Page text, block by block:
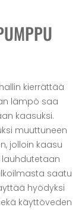
kierrättää
lämpö saa
kaasuksi.
muuttuneen
jolloin kaasu
lauhdutetaan
saatu
hyödyksi
käyttöveden